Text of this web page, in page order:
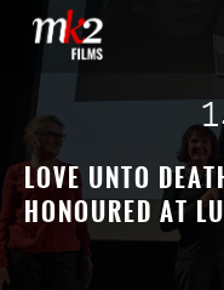
LOVE UNTO
HONOURED AT